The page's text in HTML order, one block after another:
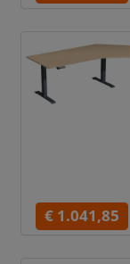
€ 1.041,85